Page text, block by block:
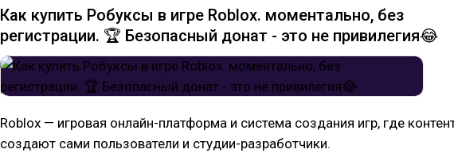
Как купить Робуксы в игре Roblox. моментально, без
регистрации. 🏆 Безопасный донат - это не привилегия😂
Roblox — игровая онлайн-платформа и система создания игр, где
создают сами пользователи и студии-разработчики.